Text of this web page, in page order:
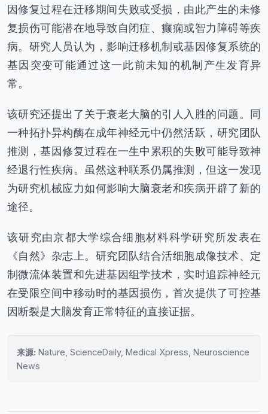
因修复过程在迁移期间失败或受损，由此产生的未修
复损伤可能潜在地导致自闭症、癫痫或智力障碍等疾
病。研究人员认为，影响迁移机制或基因修复系统的
基因突变可能通过这一此前未知的机制产生发育异
常。
该研究还提出了关于衰老大脑的引人入胜的问题。同
一种拓扑异构酶在成年神经元中仍然活跃，研究团队
推测，基因修复过程在一生中累积的失败可能导致神
经退行性疾病。虽然这种联系仍属推测，但这一发现
为研究机械应力如何影响大脑衰老和疾病开辟了新的
途径。
该研究由京都大学综合细胞材料科学研究所发表在
《自然》杂志上。研究团队结合活细胞成像技术、定
制微流体装置和先进基因组学技术，实时追踪神经元
在受限空间中移动时的基因损伤，首次提供了可控基
因断裂是大脑发育正常特征的直接证据。
来源: Nature, ScienceDaily, Medical Xpress, Neuroscience
News